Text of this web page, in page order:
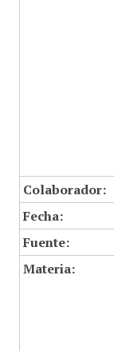
Colaborador:
Fecha:
Fuente:
Materia: